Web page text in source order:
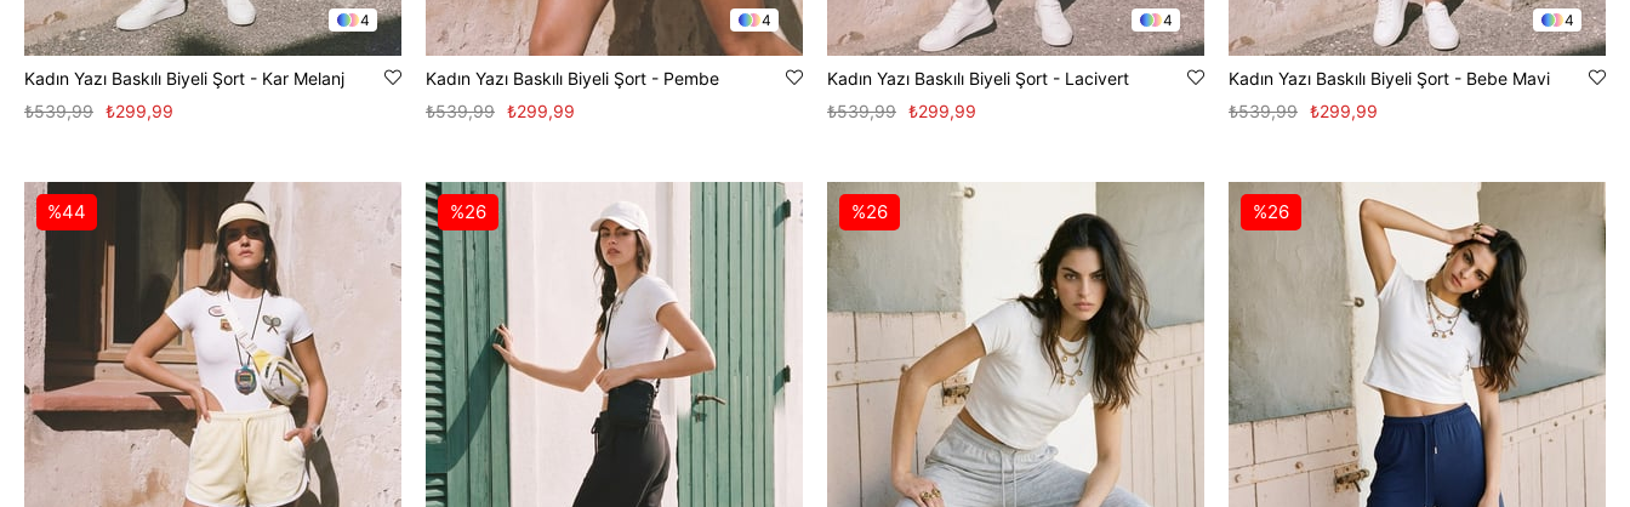
4
Kadın Yazı Baskılı Biyeli Şort - Kar Melanj
₺299,99
₺539,99
4
Kadın Yazı Baskılı Biyeli Şort - Pembe
₺299,99
₺539,99
4
Kadın Yazı Baskılı Biyeli Şort - Lacivert
₺299,99
₺539,99
4
Kadın Yazı Baskılı Biyeli Şort - Bebe Mavi
₺299,99
₺539,99
%44 %26 %26 %26